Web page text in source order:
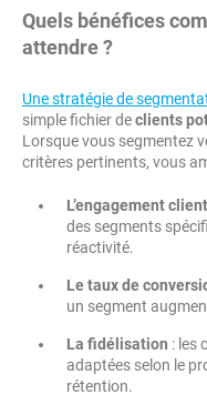
Quels bénéfices
attendre ?
Une stratégie de
simple fichier declients
Lorsque vous segmentez
critères pertinents, vous
L’engagement client
des segments
réactivité.
Le taux de
un segment
La fidélisation : les
adaptées selon le
rétention.